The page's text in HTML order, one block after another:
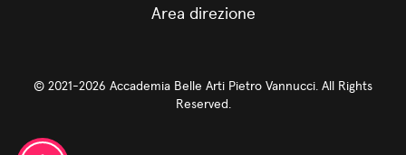
Area direzione
© 2021-2026 Accademia Belle Arti Pietro Vannucci. All Rights
Reserved.